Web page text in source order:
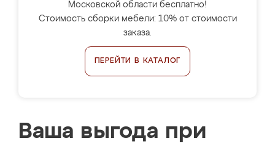
Московской области бесплатно!
Стоимость сборки мебели: 10% от стоимости
заказа.
ПЕРЕЙТИ В КАТАЛОГ
Ваша выгода при